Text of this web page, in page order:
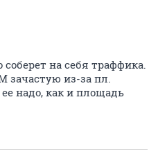
на себя траффика.
зачастую из-за пл.
надо, как и площадь